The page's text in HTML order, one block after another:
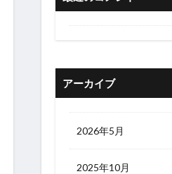
アーカイブ
2026年5月
2025年10月